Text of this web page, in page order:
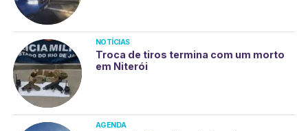
NOTÍCIAS
Troca de tiros termina com um morto
em Niterói
AGENDA